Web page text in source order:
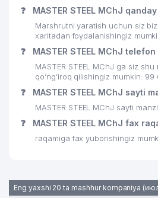
23 ATS №262
24 MAKTAB-INTERNAT №101
27 MOBILE SOLUTIONS MChJ
28
BASHIROV M.T. YAKKA
TADBIRKOR
30
FAN DK O'zR FANLAR
❓ MASTER STEEL MChJ
Marshrutni yaratish uchun siz
xaritadan foydalanishingiz
❓ MASTER STEEL MChJ
MASTER STEEL MChJ ga siz
qo’ng’iroq qilishingiz mumkin:
❓ MASTER STEEL MChJ sayti
MASTER STEEL MChJ sayti
❓ MASTER STEEL MChJ fax
raqamiga fax yuborishingiz
Eng yaxshi 20 ta mashhur kompaniya